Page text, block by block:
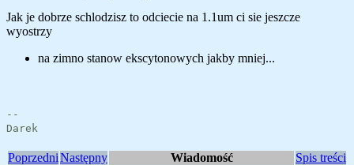
Jak je dobrze schlodzisz to odciecie na 1.1um ci sie jeszcze
wyostrzy
na zimno stanow ekscytonowych jakby mniej...
--
Darek
PoprzedniNastępny Wiadomość
Spis treści